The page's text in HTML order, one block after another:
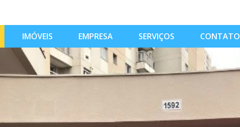
IMÓVEIS EMPRESA SERVIÇOS CONTATO